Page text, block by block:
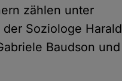
zählen unter
Soziologe Harald
Baudson und